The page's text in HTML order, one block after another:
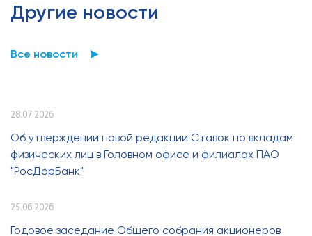
Другие новости
Все новости
28.07.2026
Об утверждении новой редакции Ставок по вкладам
физических лиц в Головном офисе и филиалах ПАО
"РосДорБанк"
25.06.2026
Годовое заседание Общего собрания акционеров